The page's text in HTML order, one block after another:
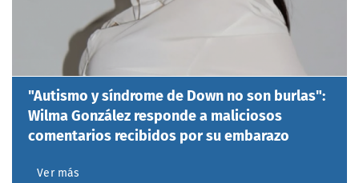
"Autismo y síndrome de Down no son burlas":
Wilma González responde a maliciosos
comentarios recibidos por su embarazo
Ver más